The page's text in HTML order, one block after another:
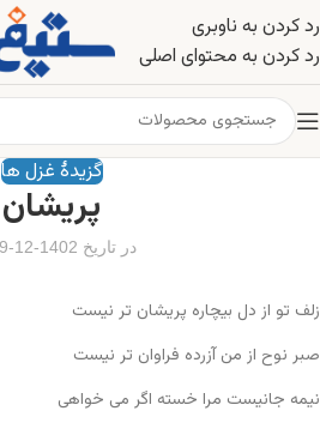
رد کردن به ناوبری
رد کردن به محتوای اصلی
گزیدۀ غزل ها
پریشان
در تاریخ 1402-12-19
زلف تو از دل بیچاره پریشان تر نیست
صبر نوح از من آزرده فراوان تر نیست
نیمه جانیست مرا خسته اگر می خواهی